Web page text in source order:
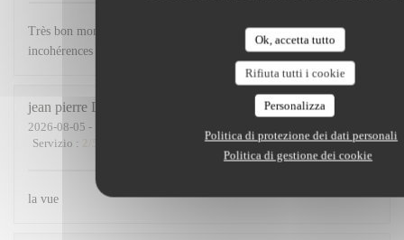
Ok, accetta tutto
Rifiuta tutti i cookie
Personalizza
Politica di protezione dei dati personali
Politica di gestione dei cookie
Très bon moment passé, excellent dans l'assiette. Quelques petites
incohérences dans l'enchaînement du service mais rien de grave.
jean pierre L
2026-08-05 - 12:45 - Ospiti 2
Servizio : Cucina: 3/5 Qualità / Prezzo: 1/5
la vue